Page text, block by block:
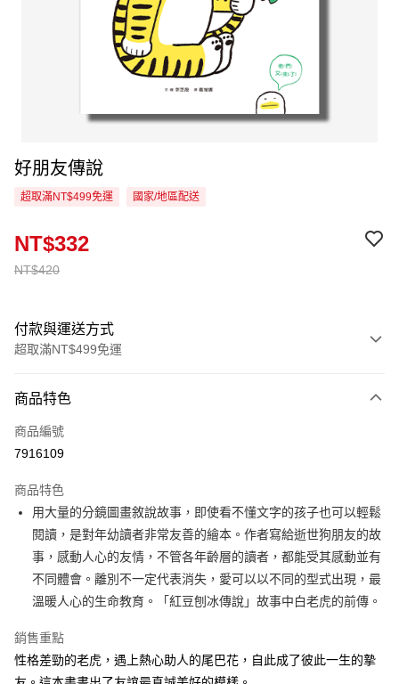
好朋友傳說
超取滿NT$499免運 國家/地區配送
NT$420
NT$332
付款與運送方式
超取滿NT$499免運
信用卡一次付款
超商取貨付款
Apple Pay
街口支付
悠遊付
ATM付款
全家取貨付款
商品特色
商品編號
7916109
商品特色
用大量的分鏡圖畫敘說故事，即使看不懂文字的孩子也可以輕鬆
閱讀，是對年幼讀者非常友善的繪本。作者寫給逝世狗朋友的故
事，感動人心的友情，不管各年齡層的讀者，都能受其感動並有
不同體會。離別不一定代表消失，愛可以以不同的型式出現，最
溫暖人心的生命教育。「紅豆刨冰傳說」故事中白老虎的前傳。
銷售重點
性格差勁的老虎，遇上熱心助人的尾巴花，自此成了彼此一生的摯